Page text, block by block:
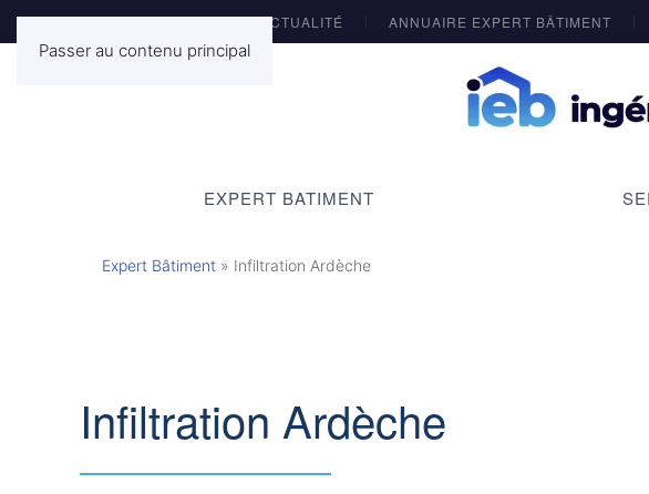
Passer au contenu principal
ACTUALITÉ ANNUAIRE EXPERT BÂTIMENT
EXPERT BATIMENT
Expert Bâtiment » Infiltration Ardèche
Infiltration Ardèche